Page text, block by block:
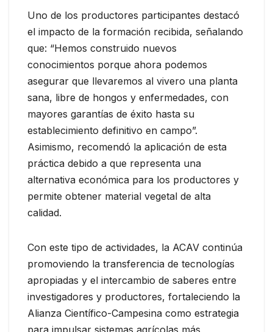
Uno de los productores participantes destacó
el impacto de la formación recibida, señalando
que: “Hemos construido nuevos
conocimientos porque ahora podemos
asegurar que llevaremos al vivero una planta
sana, libre de hongos y enfermedades, con
mayores garantías de éxito hasta su
establecimiento definitivo en campo”.
Asimismo, recomendó la aplicación de esta
práctica debido a que representa una
alternativa económica para los productores y
permite obtener material vegetal de alta
calidad.
Con este tipo de actividades, la ACAV continúa
promoviendo la transferencia de tecnologías
apropiadas y el intercambio de saberes entre
investigadores y productores, fortaleciendo la
Alianza Científico-Campesina como estrategia